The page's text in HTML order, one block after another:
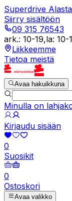
Superdrive
Siirry sisältöön
09 315 76543
ark.: 10-19,la: 10-
Liikkeemme
Tietoa meistä
Avaa hakuikkuna
Minulla on
Kirjaudu sisään
0
Suosikit
0
Ostoskori
Avaa valikko